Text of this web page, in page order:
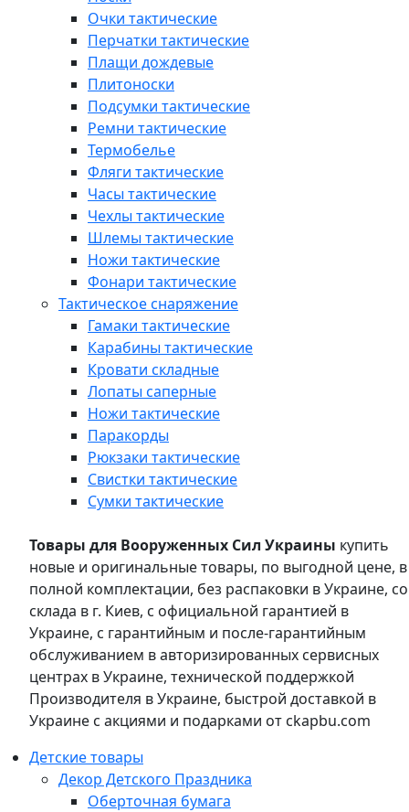
Очки тактические
Перчатки тактические
Плащи дождевые
Плитоноски
Подсумки тактические
Ремни тактические
Термобелье
Фляги тактические
Часы тактические
Чехлы тактические
Шлемы тактические
Ножи тактические
Фонари тактические
Тактическое снаряжение
Гамаки тактические
Карабины тактические
Кровати складные
Лопаты саперные
Ножи тактические
Паракорды
Рюкзаки тактические
Свистки тактические
Сумки тактические
Товары для Вооруженных Сил Украины купить
новые и оригинальные товары, по выгодной цене, в
полной комплектации, без распаковки в Украине, со
склада в г. Киев, с официальной гарантией в
Украине, с гарантийным и после-гарантийным
обслуживанием в авторизированных сервисных
центрах в Украине, технической поддержкой
Производителя в Украине, быстрой доставкой в
Украине с акциями и подарками от ckapbu.com
Детские товары
Декор Детского Праздника
Оберточная бумага